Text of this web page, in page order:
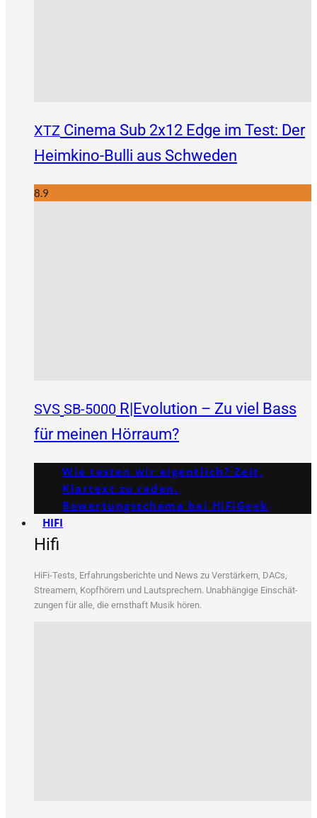
XTZ Cinema Sub 2x12 Edge im Test: Der
Heimkino-Bulli aus Schweden
8.9
SVS SB-5000 R|Evolution – Zu viel Bass
für meinen Hörraum?
Wie testen wir eigentlich? Zeit,
Klartext zu reden.
Bewertungs­schema bei HiFiGeek
HIFI
Hifi
HiFi-Tests, Erfah­rungs­be­rich­te und News zu Ver­stär­kern, DACs,
Strea­mern, Kopf­hö­rern und Laut­spre­chern. Unab­hän­gi­ge Ein­schät­
zun­gen für alle, die ernst­haft Musik hören.